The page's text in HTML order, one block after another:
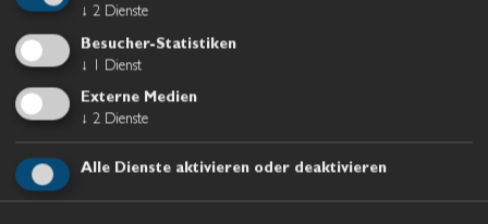
Weitere Details der Sonnenschirme
↓ 2 Dienste
Besucher-Statistiken
↓
1 Dienst
Externe Medien
↓ 2 Dienste
Alle Dienste aktivieren oder deaktivieren